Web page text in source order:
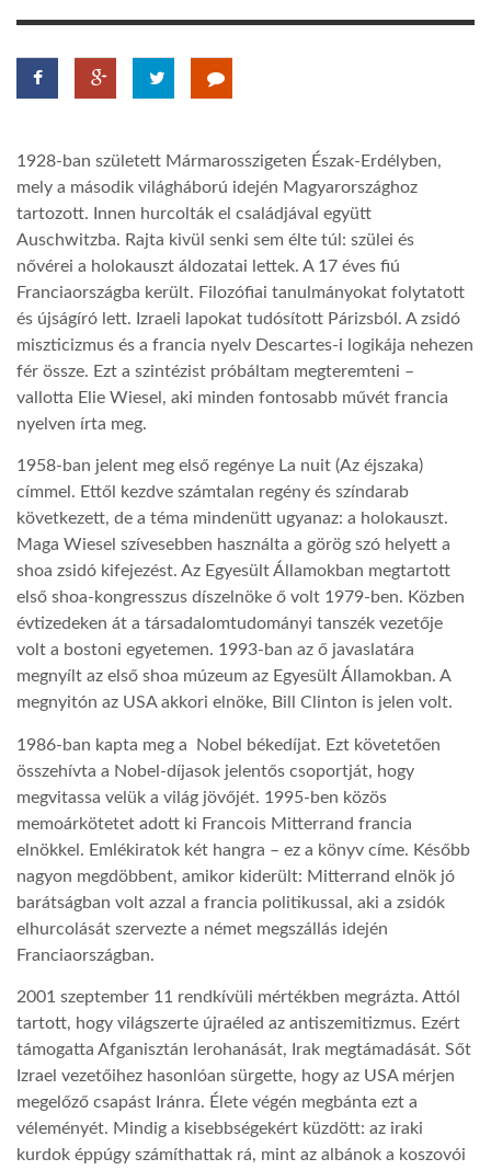
GLOBOBOOK
1928-ban született Mármarosszigeten Észak-Erdélyben,
mely a második világháború idején Magyarországhoz
tartozott. Innen hurcolták el családjával együtt
Auschwitzba. Rajta kivül senki sem élte túl: szülei és
nővérei a holokauszt áldozatai lettek. A 17 éves fiú
Franciaországba került. Filozófiai tanulmányokat folytatott
és újságíró lett. Izraeli lapokat tudósított Párizsból. A zsidó
miszticizmus és a francia nyelv Descartes-i logikája nehezen
fér össze. Ezt a szintézist próbáltam megteremteni –
vallotta Elie Wiesel, aki minden fontosabb művét francia
nyelven írta meg.
1958-ban jelent meg első regénye La nuit (Az éjszaka)
címmel. Ettől kezdve számtalan regény és színdarab
következett, de a téma mindenütt ugyanaz: a holokauszt.
Maga Wiesel szívesebben használta a görög szó helyett a
shoa zsidó kifejezést. Az Egyesült Államokban megtartott
első shoa-kongresszus díszelnöke ő volt 1979-ben. Közben
évtizedeken át a társadalomtudományi tanszék vezetője
volt a bostoni egyetemen. 1993-ban az ő javaslatára
megnyílt az első shoa múzeum az Egyesült Államokban. A
megnyitón az USA akkori elnöke, Bill Clinton is jelen volt.
1986-ban kapta meg a Nobel békedíjat. Ezt követetően
összehívta a Nobel-díjasok jelentős csoportját, hogy
megvitassa velük a világ jövőjét. 1995-ben közös
memoárkötetet adott ki Francois Mitterrand francia
elnökkel. Emlékiratok két hangra – ez a könyv címe. Később
nagyon megdöbbent, amikor kiderült: Mitterrand elnök jó
barátságban volt azzal a francia politikussal, aki a zsidók
elhurcolását szervezte a német megszállás idején
Franciaországban.
2001 szeptember 11 rendkívüli mértékben megrázta. Attól
tartott, hogy világszerte újraéled az antiszemitizmus. Ezért
támogatta Afganisztán lerohanását, Irak megtámadását. Sőt
Izrael vezetőihez hasonlóan sürgette, hogy az USA mérjen
megelőző csapást Iránra. Élete végén megbánta ezt a
véleményét. Mindig a kisebbségekért küzdött: az iraki
kurdok éppúgy számíthattak rá, mint az albánok a koszovói